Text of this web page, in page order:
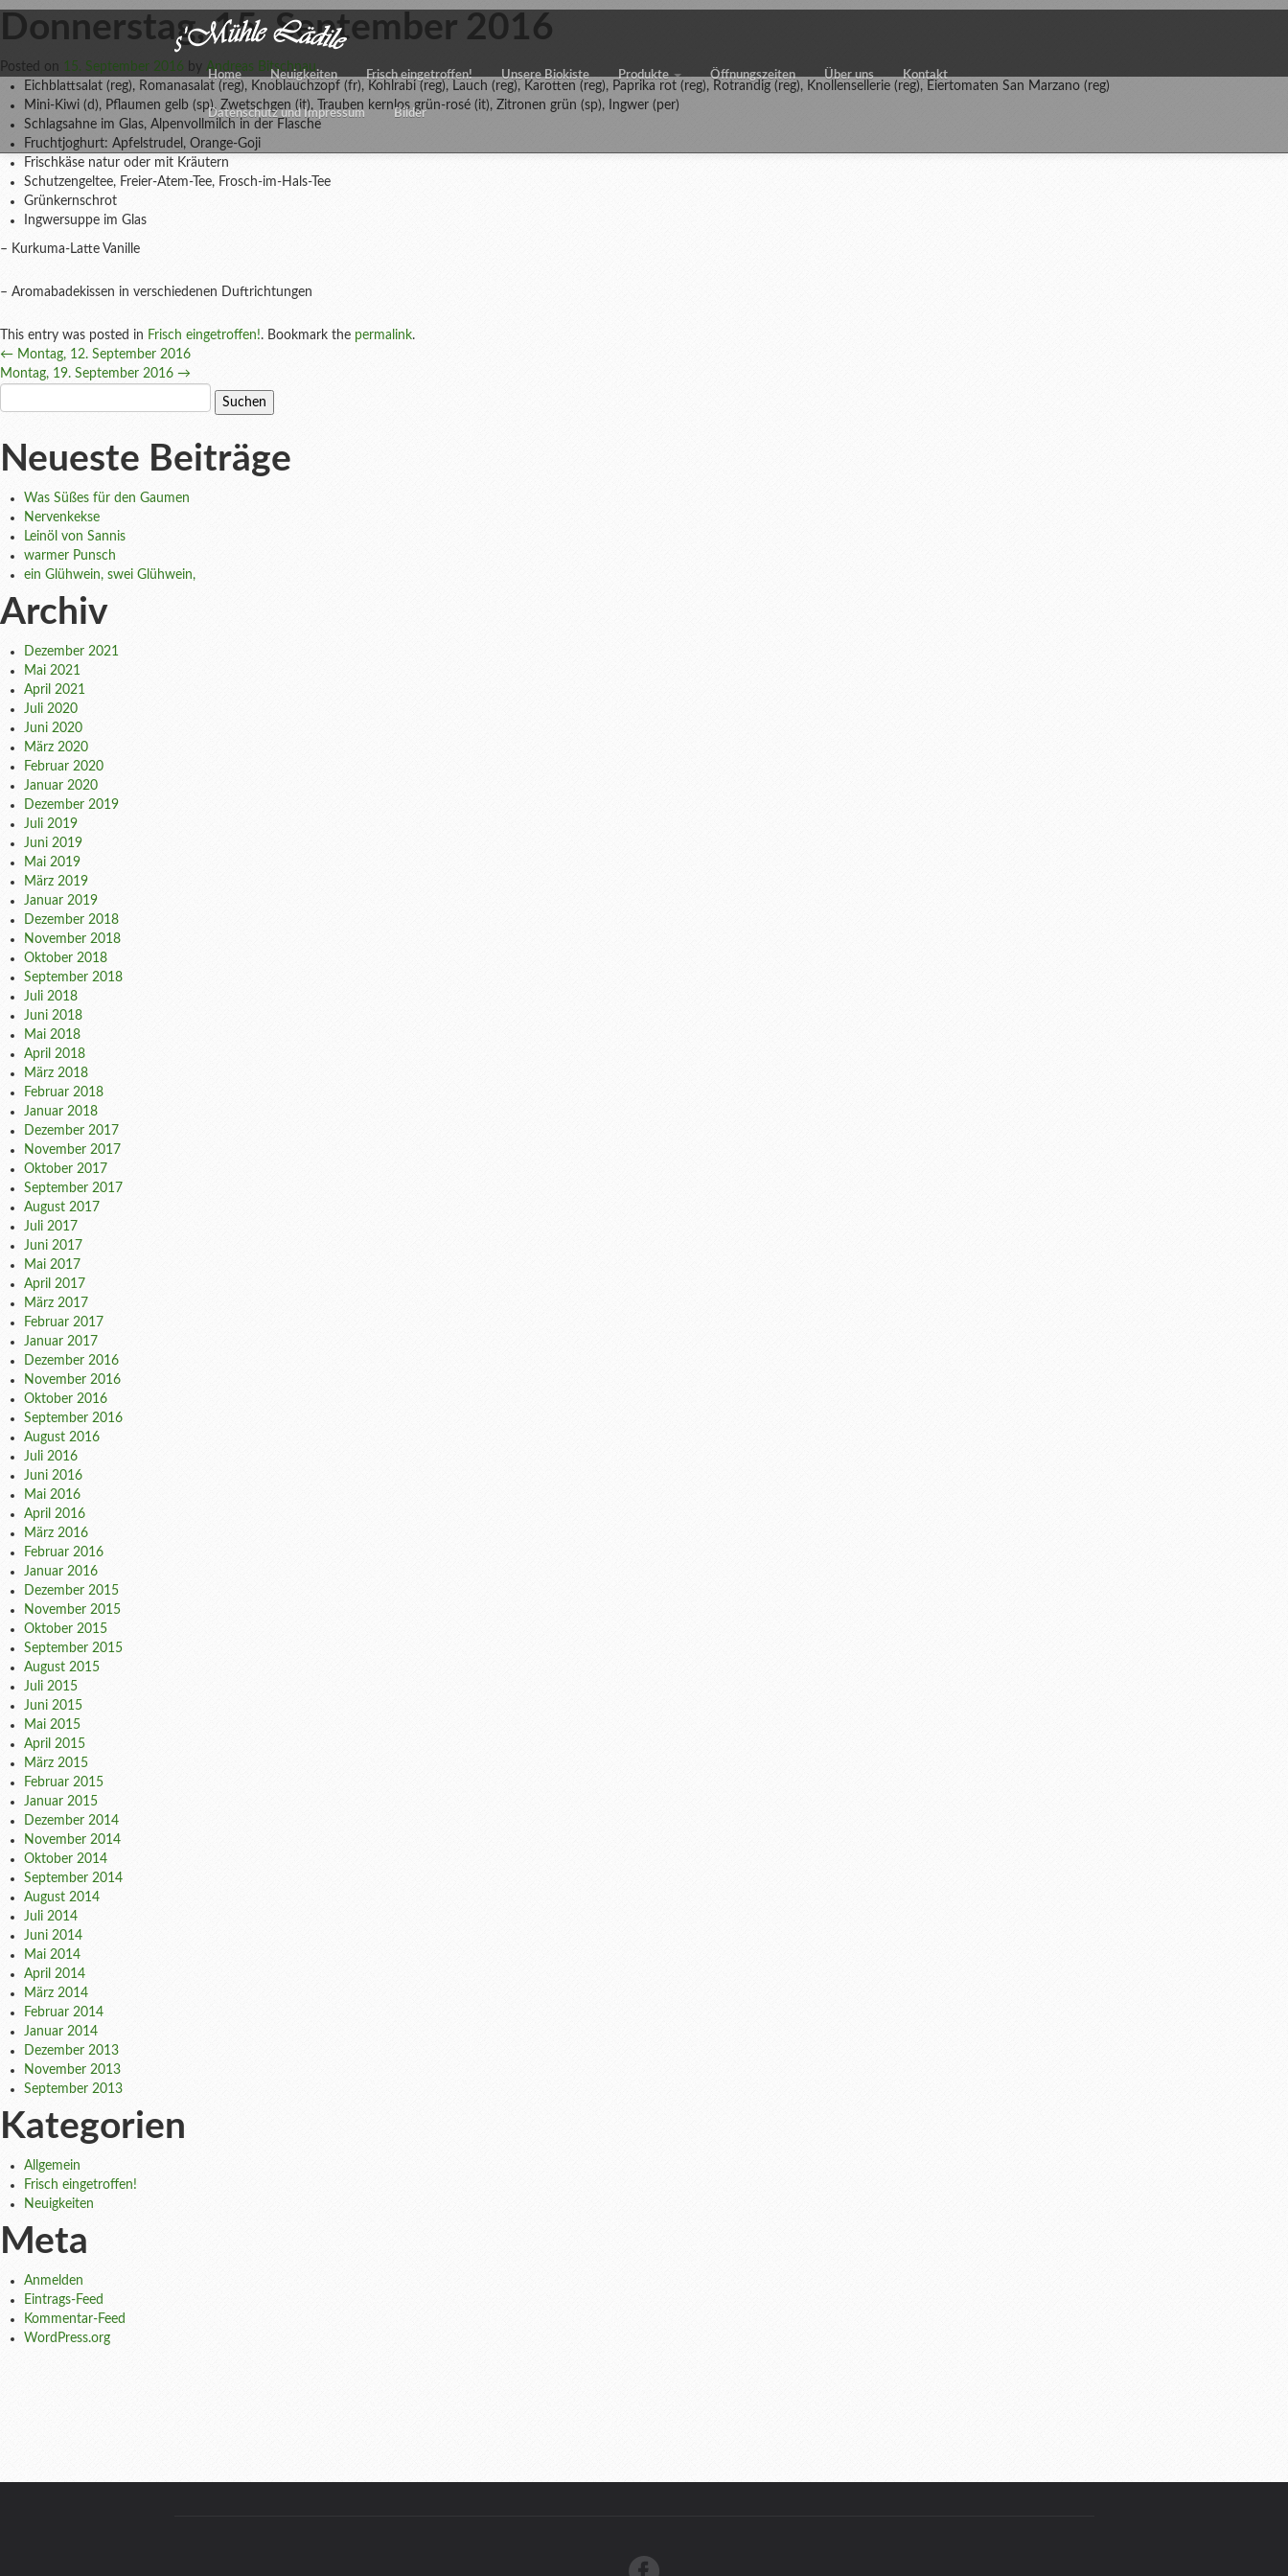
Home Neuigkeiten Frisch eingetroffen! Unsere Biokiste Produkte Öffnungszeiten Über uns Kontakt
Datenschutz und Impressum Bilder
Donnerstag, 15. September 2016
Posted on 15. September 2016 by Andreas Bitschnau
Eichblattsalat (reg), Romanasalat (reg), Knoblauchzopf (fr), Kohlrabi (reg), Lauch (reg), Karotten (reg), Paprika rot (reg), Rotrandig (reg), Knollensellerie (reg), Eiertomaten San Marzano (reg)
Mini-Kiwi (d), Pflaumen gelb (sp), Zwetschgen (it), Trauben kernlos grün-rosé (it), Zitronen grün (sp), Ingwer (per)
Schlagsahne im Glas, Alpenvollmilch in der Flasche
Fruchtjoghurt: Apfelstrudel, Orange-Goji
Frischkäse natur oder mit Kräutern
Schutzengeltee, Freier-Atem-Tee, Frosch-im-Hals-Tee
Grünkernschrot
Ingwersuppe im Glas
– Kurkuma-Latte Vanille
– Aromabadekissen in verschiedenen Duftrichtungen
This entry was posted in Frisch eingetroffen!. Bookmark the permalink.
Post
navigation
← Montag, 12. September 2016
Montag, 19. September 2016 →
nach:
Neueste Beiträge
Was Süßes für den Gaumen
Nervenkekse
Leinöl von Sannis
warmer Punsch
ein Glühwein, swei Glühwein,
Archiv
Dezember 2021
Mai 2021
April 2021
Juli 2020
Juni 2020
März 2020
Februar 2020
Januar 2020
Dezember 2019
Juli 2019
Juni 2019
Mai 2019
März 2019
Januar 2019
Dezember 2018
November 2018
Oktober 2018
September 2018
Juli 2018
Juni 2018
Mai 2018
April 2018
März 2018
Februar 2018
Januar 2018
Dezember 2017
November 2017
Oktober 2017
September 2017
August 2017
Juli 2017
Juni 2017
Mai 2017
April 2017
März 2017
Februar 2017
Januar 2017
Dezember 2016
November 2016
Oktober 2016
September 2016
August 2016
Juli 2016
Juni 2016
Mai 2016
April 2016
März 2016
Februar 2016
Januar 2016
Dezember 2015
November 2015
Oktober 2015
September 2015
August 2015
Juli 2015
Juni 2015
Mai 2015
April 2015
März 2015
Februar 2015
Januar 2015
Dezember 2014
November 2014
Oktober 2014
September 2014
August 2014
Juli 2014
Juni 2014
Mai 2014
April 2014
März 2014
Februar 2014
Januar 2014
Dezember 2013
November 2013
September 2013
Kategorien
Allgemein
Frisch eingetroffen!
Neuigkeiten
Meta
Anmelden
Eintrags-Feed
Kommentar-Feed
WordPress.org